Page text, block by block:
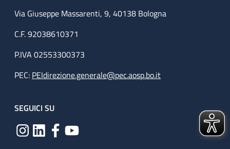
Via Giuseppe Massarenti, 9, 40138 Bologna
C.F. 92038610371
P.IVA 02553300373
PEC: PEIdirezione.generale@pec.aosp.bo.it
SEGUICI SU